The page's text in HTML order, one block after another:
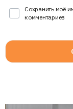
Сохранить моё
комментариев